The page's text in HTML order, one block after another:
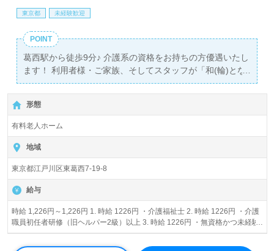
東京都 未経験歓迎
POINT
葛西駅から徒歩9分♪ 介護系の資格をお持ちの方優遇いたし
ます！ 利用者様・ご家族、そしてスタッフが「和(輪)とな
って」信頼関係を築けるような施設を目指しております。
無資格・未経験者も応募OK！ 採用は人物重視で行います
☆
形態
有料老人ホーム
地域
東京都江戸川区東葛西7-19-8
給与
時給 1,226円～1,226円 1. 時給 1226円 ・介護福祉士 2. 時給 1226円 ・介護
職員初任者研修（旧ヘルパー2級）以上 3. 時給 1226円 ・無資格かつ未経験
者